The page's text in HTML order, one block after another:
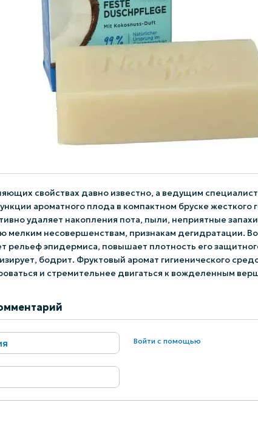
свойствах давно известно, а ведущим
ароматного плода в компактном бруске
удаляет накопления пота, пыли, неприятные
мелким несовершенствам, признакам дегидратации.
рельеф эпидермиса, повышает плотность его
бодрит. Фруктовый аромат гигиенического
и стремительнее двигаться к вожделенным
Войти с помощью